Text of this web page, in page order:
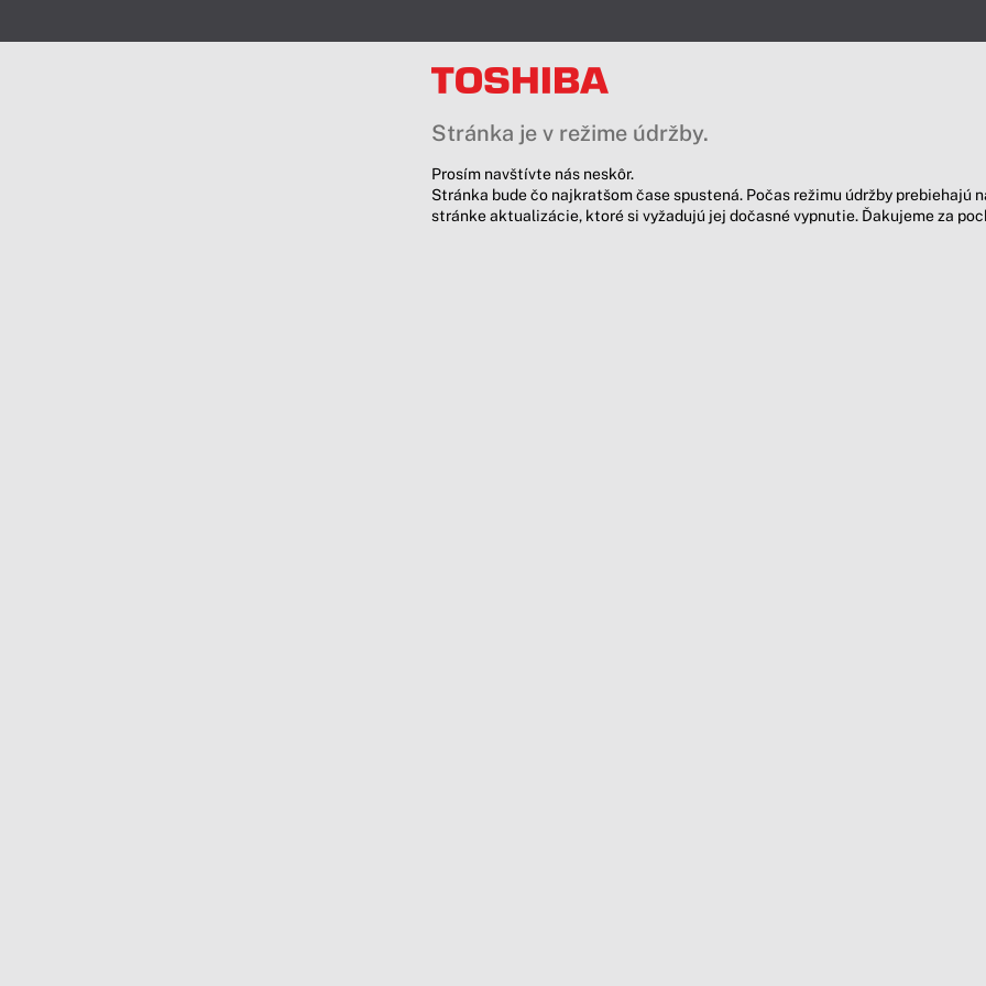
Stránka je v režime údržby.
Prosím navštívte nás neskôr.
Stránka bude čo najkratšom čase spustená. Počas režimu údržby prebiehajú
stránke aktualizácie, ktoré si vyžadujú jej dočasné vypnutie. Ďakujeme za